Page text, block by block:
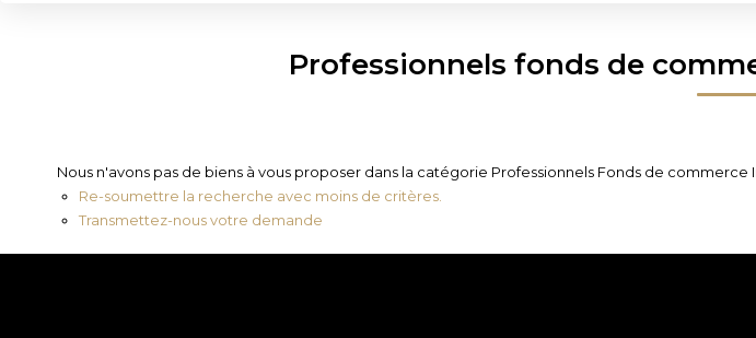
Professionnels fonds de
Nous n'avons pas de biens à vous proposer dans la catégorie Professionnels Fonds de
Re-soumettre la recherche avec moins de critères.
Transmettez-nous votre demande